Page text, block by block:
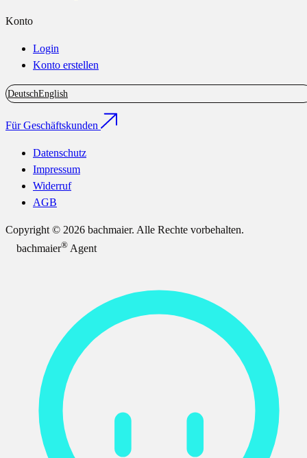
Konto
Login
Konto erstellen
DeutschEnglish
Für Geschäftskunden
Datenschutz
Impressum
Widerruf
AGB
Copyright © 2026 bachmaier. Alle Rechte vorbehalten.
bachmaier® Agent